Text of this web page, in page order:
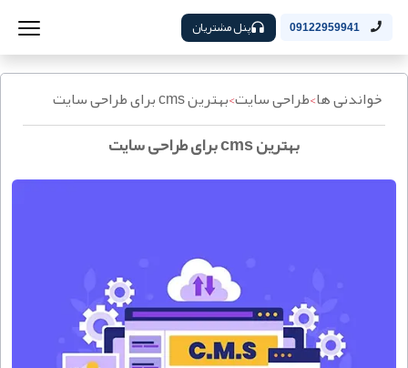
09122959941 پنل مشتریان
خواندنی ها>طراحی سایت>بهترین cms برای طراحی سایت
بهترین cms برای طراحی سایت